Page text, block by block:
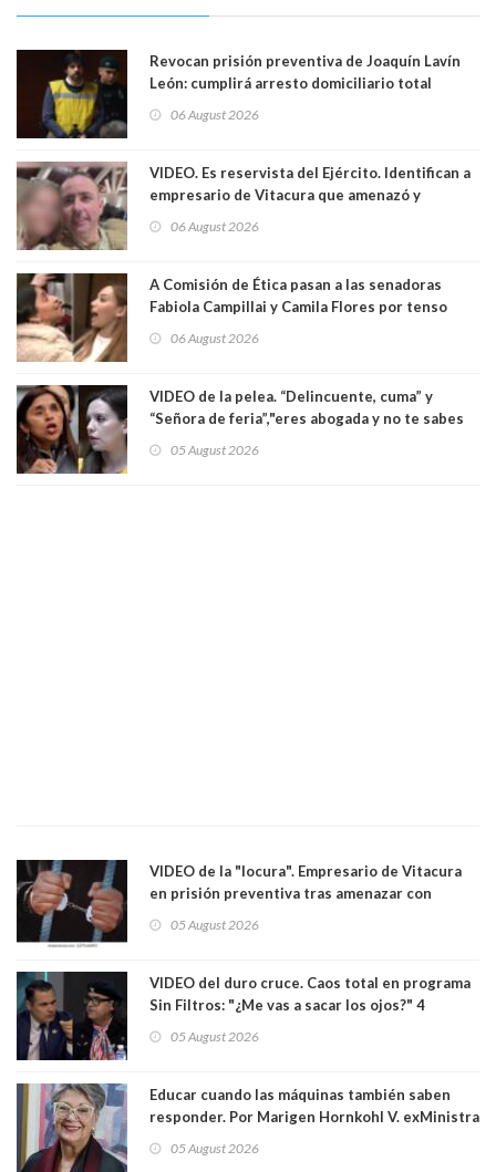
Revocan prisión preventiva de Joaquín Lavín
León: cumplirá arresto domiciliario total
06 August 2026
VIDEO. Es reservista del Ejército. Identifican a
empresario de Vitacura que amenazó y
al "ring raja". Se trata de Andrés Arrieta y la
06 August 2026
A Comisión de Ética pasan a las senadoras
Fabiola Campillai y Camila Flores por tenso
06 August 2026
VIDEO de la pelea. “Delincuente, cuma” y
“Señora de feria”,"eres abogada y no te sabes
senadoras Camila Flores y Fabiola Campillai en
05 August 2026
VIDEO de la "locura". Empresario de Vitacura
en prisión preventiva tras amenazar con
Los persiguió en potente camioneta
05 August 2026
VIDEO del duro cruce. Caos total en programa
Sin Filtros: "¿Me vas a sacar los ojos?" 4
excarabinero que dejó ciego a Gustavo Gatica:
05 August 2026
Educar cuando las máquinas también saben
responder. Por Marigen Hornkohl V. exMinistra
05 August 2026